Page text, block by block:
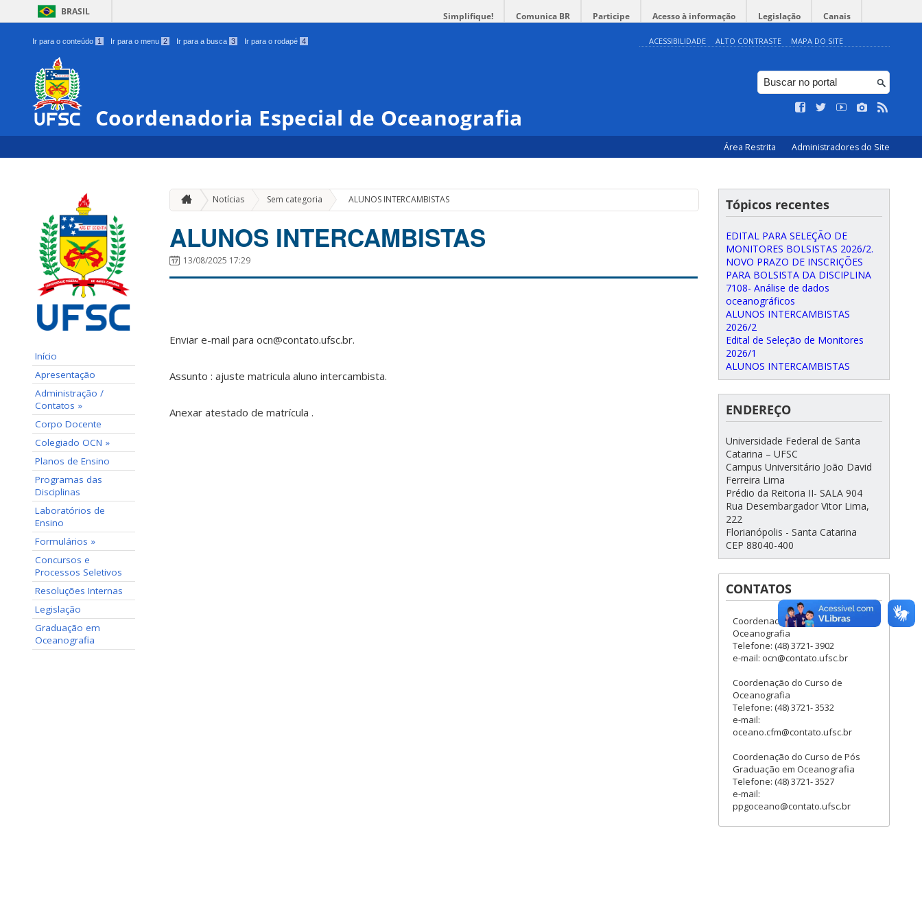
BRASIL Simplifique! Comunica BR Participe Acesso à informação Legislação Canais
Ir para o conteúdo 1 Ir para o menu 2 Ir para a busca 3 Ir para o rodapé 4 ACESSIBILIDADE ALTO CONTRASTE MAPA DO SITE
Coordenadoria Especial de Oceanografia
Área Restrita Administradores do Site
Início
Apresentação
Administração /
Contatos »
Corpo Docente
Colegiado OCN »
Planos de Ensino
Programas das
Disciplinas
Laboratórios de
Ensino
Formulários »
Concursos e
Processos Seletivos
Resoluções Internas
Legislação
Graduação em
Oceanografia
Notícias Sem categoria » ALUNOS INTERCAMBISTAS
ALUNOS INTERCAMBISTAS
13/08/2025 17:29
Enviar e-mail para ocn@contato.ufsc.br.
Assunto : ajuste matricula aluno intercambista.
Anexar atestado de matrícula .
Tópicos recentes
EDITAL PARA SELEÇÃO DE
MONITORES BOLSISTAS 2026/2.
NOVO PRAZO DE INSCRIÇÕES
PARA BOLSISTA DA DISCIPLINA
7108- Análise de dados
oceanográficos
ALUNOS INTERCAMBISTAS
2026/2
Edital de Seleção de Monitores
2026/1
ALUNOS INTERCAMBISTAS
ENDEREÇO
Universidade Federal de Santa
Catarina – UFSC
Campus Universitário João David
Ferreira Lima
Prédio da Reitoria II- SALA 904
Rua Desembargador Vitor Lima,
222
Florianópolis - Santa Catarina
CEP 88040-400
CONTATOS
Coordenadoria Especial de
Oceanografia
Telefone: (48) 3721- 3902
e-mail: ocn@contato.ufsc.br
Coordenação do Curso de
Oceanografia
Telefone: (48) 3721- 3532
e-mail:
oceano.cfm@contato.ufsc.br
Coordenação do Curso de Pós
Graduação em Oceanografia
Telefone: (48) 3721- 3527
e-mail:
ppgoceano@contato.ufsc.br